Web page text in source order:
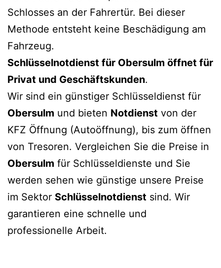
Schlosses an der Fahrertür. Bei dieser
Methode entsteht keine Beschädigung am
Fahrzeug.
Schlüsselnotdienst für Obersulm öffnet für
Privat und Geschäftskunden.
Wir sind ein günstiger Schlüsseldienst für
Obersulm und bieten Notdienst von der
KFZ Öffnung (Autoöffnung), bis zum öffnen
von Tresoren. Vergleichen Sie die Preise in
Obersulm für Schlüsseldienste und Sie
werden sehen wie günstige unsere Preise
im Sektor Schlüsselnotdienst sind. Wir
garantieren eine schnelle und
professionelle Arbeit.